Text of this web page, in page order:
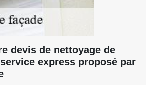
devis de nettoyage de
express proposé par